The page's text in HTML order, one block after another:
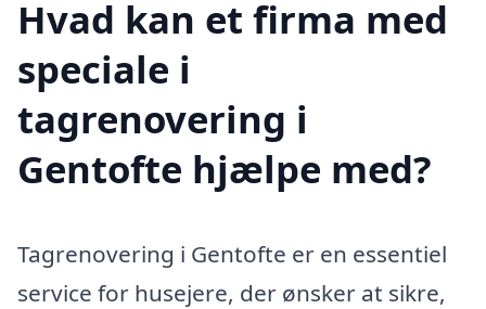
Hvad kan et firma med
speciale i
tagrenovering i
Gentofte hjælpe med?
Tagrenovering i Gentofte er en essentiel
service for husejere, der ønsker at sikre,